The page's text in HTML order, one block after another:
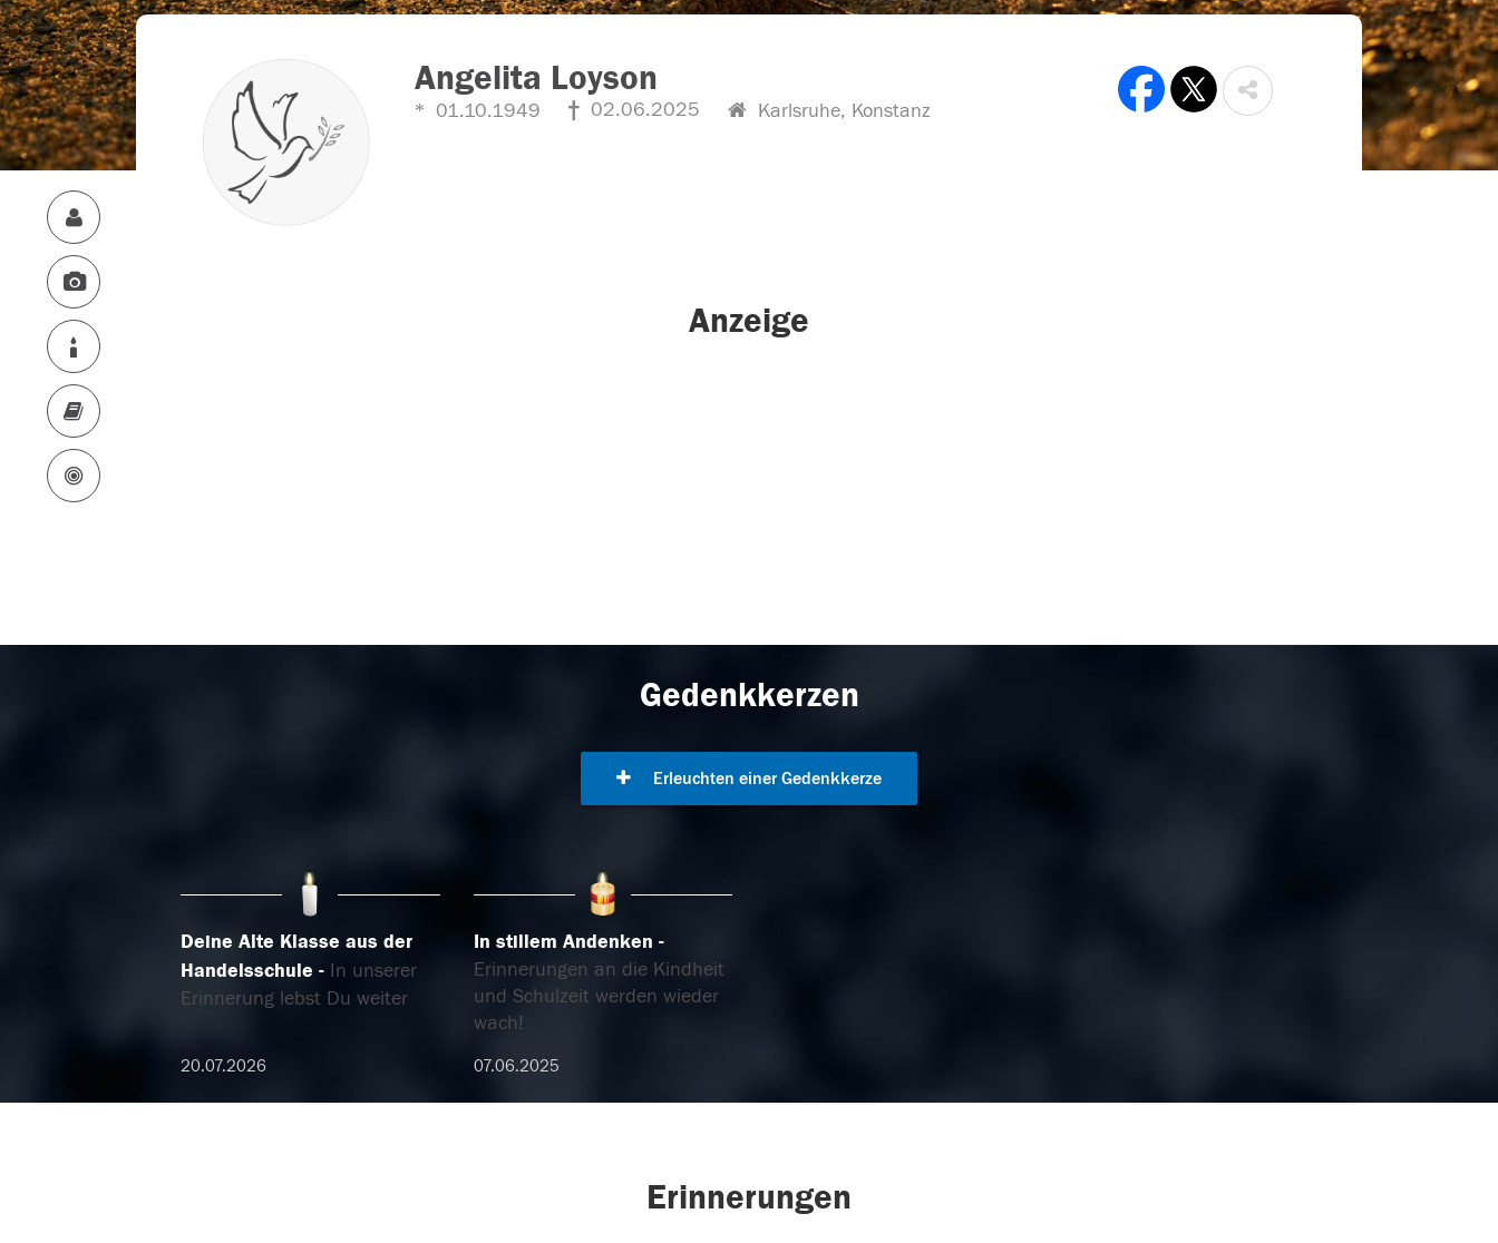
Angelita Loyson
01.10.1949 02.06.2025 Karlsruhe, Konstanz
Anzeige
Gedenkkerzen
Erleuchten einer Gedenkkerze
Deine Alte Klasse aus der
Handelsschule
In unserer
Erinnerung lebst Du weiter
20.07.2026
In stillem Andenken
Erinnerungen an die Kindheit
und Schulzeit werden wieder
wach!
07.06.2025
Erinnerungen